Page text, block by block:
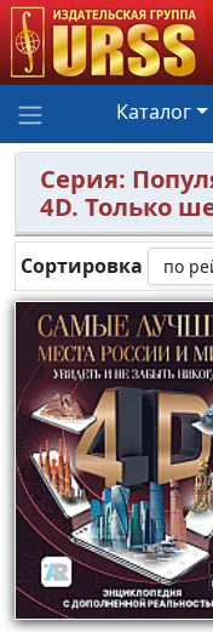
Каталог
Серия:
4D. Только
Сортировка